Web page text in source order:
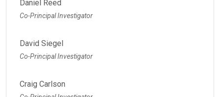
Daniel Reed
Co-Principal Investigator
David Siegel
Co-Principal Investigator
Craig Carlson